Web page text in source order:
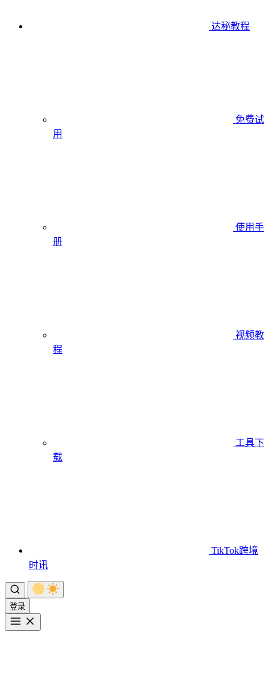
达秘教程
免费试
用
使用手
册
视频教
程
工具下
载
TikTok跨境
时讯
登录